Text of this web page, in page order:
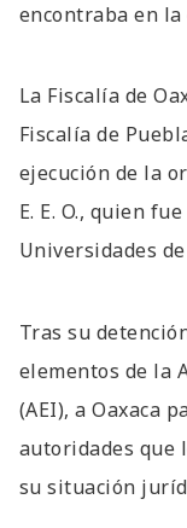
encontraba en
La Fiscalía de
Fiscalía de
ejecución de la
E. E. O., quien
Universidades
Tras su
elementos de la
(AEI), a Oaxaca
autoridades que
su situación